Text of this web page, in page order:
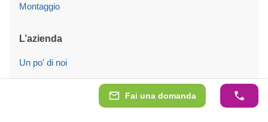
Fai una domanda
Montaggio
L’azienda
Un po' di noi